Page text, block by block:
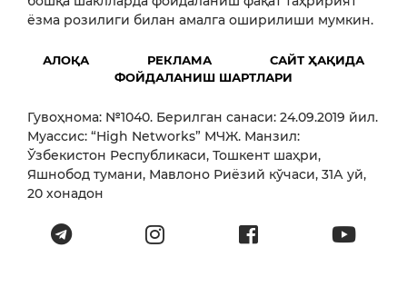
ёзма розилиги билан амалга оширилиши мумкин.
АЛОҚА РЕКЛАМА
САЙТ ҲАҚИДА
ФОЙДАЛАНИШ ШАРТЛАРИ
Гувоҳнома: №1040. Берилган санаси: 24.09.2019 йил.
Муассис: “High Networks” МЧЖ. Манзил:
Ўзбекистон Республикаси, Тошкент шаҳри,
Яшнобод тумани, Мавлоно Риёзий кўчаси, 31А уй,
20 хонадон